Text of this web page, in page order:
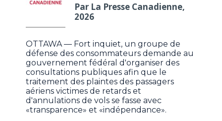
Par La Presse Canadienne,
2026
OTTAWA — Fort inquiet, un groupe de
défense des consommateurs demande au
gouvernement fédéral d'organiser des
consultations publiques afin que le
traitement des plaintes des passagers
aériens victimes de retards et
d'annulations de vols se fasse avec
«transparence» et «indépendance».